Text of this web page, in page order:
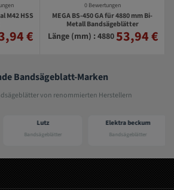
M42 HSS
€
0 Bewertungen
MEGA BS-450 GA für 4880 mm Bi-
Metall Bandsägeblätter
Länge (mm) : 488053,94 €
Bandsägeblatt-Marken
von renommierten Herstellern
Lutz
Bandsägeblätter
Elektra beckum
Bandsägeblätter